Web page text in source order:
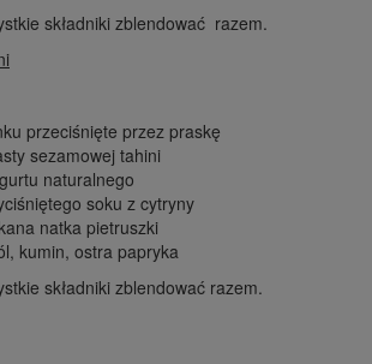
składniki zblendować razem.
przeciśnięte przez praskę
sezamowej tahini
naturalnego
soku z cytryny
natka pietruszki
kumin, ostra papryka
składniki zblendować razem.